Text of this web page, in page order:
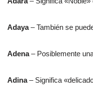
Adaya– También se
Adena– Posiblemente
Adina– Significa